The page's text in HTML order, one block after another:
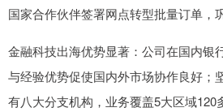
国家合作伙伴签署网点转型批量订单，
金融科技出海优势显著：公司在国内银
与经验优势促使国内外市场协作良好；
有八大分支机构，业务覆盖5大区域120